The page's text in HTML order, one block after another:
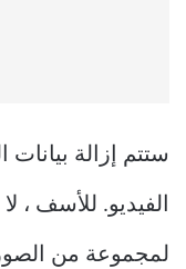
ستتم إزالة بيانات
الفيديو. للأسف ،
لمجموعة من